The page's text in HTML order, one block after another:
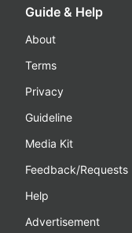
Guide & Help
About
Terms
Privacy
Guideline
Media Kit
Feedback/Requests
Help
Advertisement